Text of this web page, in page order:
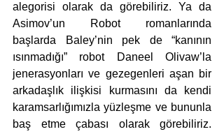
alegorisi olarak da görebiliriz. Ya da
Asimov’un Robot romanlarında
başlarda Baley’nin pek de “kanının
ısınmadığı” robot Daneel Olivaw’la
jenerasyonları ve gezegenleri aşan bir
arkadaşlık ilişkisi kurmasını da kendi
karamsarlığımızla yüzleşme ve bununla
baş etme çabası olarak görebiliriz.